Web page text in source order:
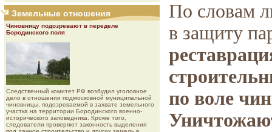
Земельные отношения
Чиновницу подозревают в переделе
Бородинского поля
Следственный комитет РФ возбудил уголовное
дело в отношении подмосковной муниципальной
чиновницы, подозреваемой в захвате земельного
участка на территории Бородинского военно-
исторического заповедника. Кроме того,
следователи проверяют законность выделения
По словам
в защиту
по воле